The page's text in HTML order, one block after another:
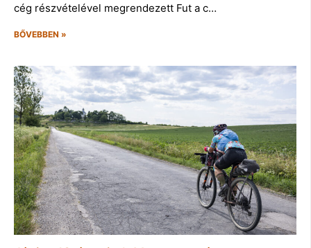
cég részvételével megrendezett Fut a c…
BŐVEBBEN »